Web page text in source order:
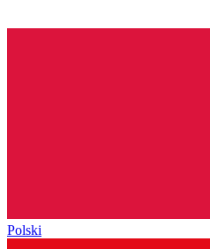
Polski